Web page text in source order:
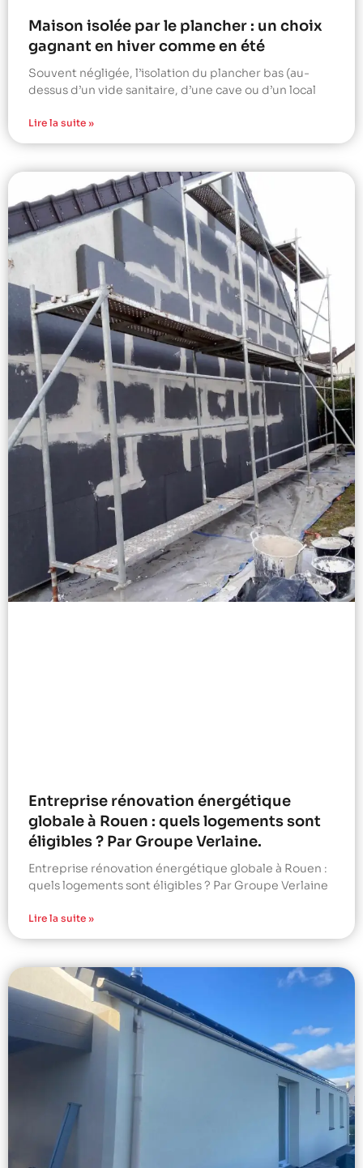
Maison isolée par le plancher : un choix
gagnant en hiver comme en été
Souvent négligée, l’isolation du plancher bas (au-
dessus d’un vide sanitaire, d’une cave ou d’un local
Lire la suite »
Entreprise rénovation énergétique
globale à Rouen : quels logements sont
éligibles ? Par Groupe Verlaine.
Entreprise rénovation énergétique globale à Rouen :
quels logements sont éligibles ? Par Groupe Verlaine
Lire la suite »